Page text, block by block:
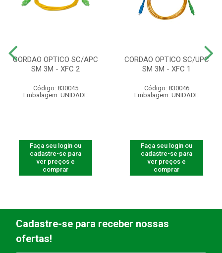
CORDAO OPTICO SC/APC
SM 3M - XFC 2
Código: 830045
Embalagem: UNIDADE
Faça seu login ou
cadastre-se para
ver preços e
comprar
CORDAO OPTICO SC/UPC
SM 3M - XFC 1
Código: 830046
Embalagem: UNIDADE
Faça seu login ou
cadastre-se para
ver preços e
comprar
Cadastre-se para receber nossas
ofertas!